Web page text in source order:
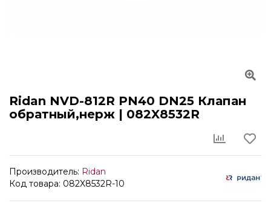
Ridan NVD-812R PN40 DN25 Клапан
обратный,нерж | 082X8532R
Производитель: Ridan
Код товара: 082X8532R-10